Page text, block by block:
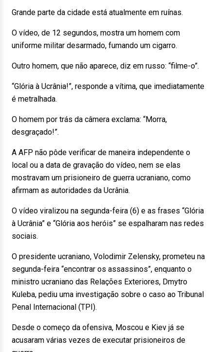
Grande parte da cidade está atualmente em ruínas.
O vídeo, de 12 segundos, mostra um homem com
uniforme militar desarmado, fumando um cigarro.
Outro homem, que não aparece, diz em russo: “filme-o”.
“Glória à Ucrânia!”, responde a vítima, que imediatamente
é metralhada.
O homem por trás da câmera exclama: “Morra,
desgraçado!”.
A AFP não pôde verificar de maneira independente o
local ou a data de gravação do vídeo, nem se elas
mostravam um prisioneiro de guerra ucraniano, como
afirmam as autoridades da Ucrânia.
O vídeo viralizou na segunda-feira (6) e as frases “Glória
à Ucrânia” e “Glória aos heróis” se espalharam nas redes
sociais.
O presidente ucraniano, Volodimir Zelensky, prometeu na
segunda-feira “encontrar os assassinos”, enquanto o
ministro ucraniano das Relações Exteriores, Dmytro
Kuleba, pediu uma investigação sobre o caso ao Tribunal
Penal Internacional (TPI).
Desde o começo da ofensiva, Moscou e Kiev já se
acusaram várias vezes de executar prisioneiros de